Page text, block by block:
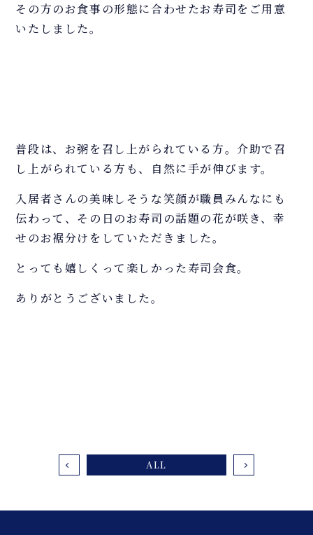
その方のお食事の形態に合わせたお寿司をご用意
いたしました。
普段は、お粥を召し上がられている方。介助で召
し上がられている方も、自然に手が伸びます。
入居者さんの美味しそうな笑顔が職員みんなにも
伝わって、その日のお寿司の話題の花が咲き、幸
せのお裾分けをしていただきました。
とっても嬉しくって楽しかった寿司会食。
ありがとうございました。
ALL